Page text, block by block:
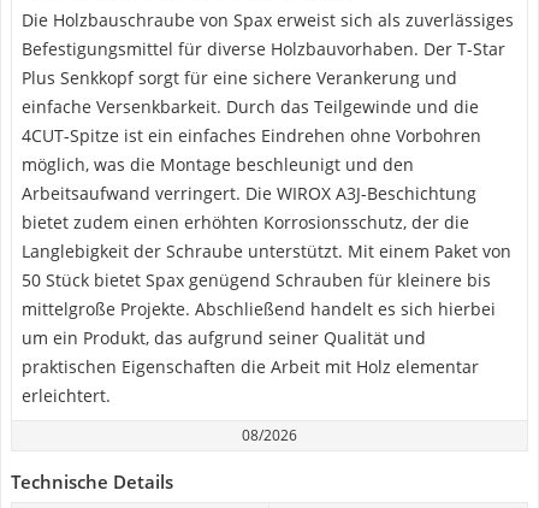
Die Holzbauschraube von Spax erweist sich als zuverlässiges
Befestigungsmittel für diverse Holzbauvorhaben. Der T-Star
Plus Senkkopf sorgt für eine sichere Verankerung und
einfache Versenkbarkeit. Durch das Teilgewinde und die
4CUT-Spitze ist ein einfaches Eindrehen ohne Vorbohren
möglich, was die Montage beschleunigt und den
Arbeitsaufwand verringert. Die WIROX A3J-Beschichtung
bietet zudem einen erhöhten Korrosionsschutz, der die
Langlebigkeit der Schraube unterstützt. Mit einem Paket von
50 Stück bietet Spax genügend Schrauben für kleinere bis
mittelgroße Projekte. Abschließend handelt es sich hierbei
um ein Produkt, das aufgrund seiner Qualität und
praktischen Eigenschaften die Arbeit mit Holz elementar
erleichtert.
08/2026
Technische Details